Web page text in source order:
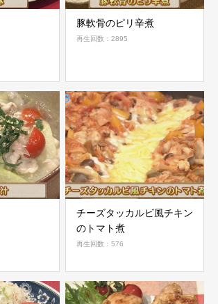
豚軟骨のピリ辛煮
再生回数：2895
チーズタッカルビ風チキン
のトマト煮
再生回数：576